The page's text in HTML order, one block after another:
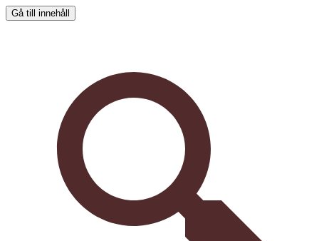
Gå till innehåll